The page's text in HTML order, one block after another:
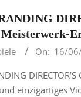
On: 16/
einzigartiges